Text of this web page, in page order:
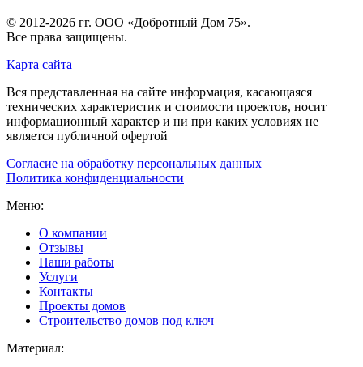
© 2012-2026 гг. ООО «Добротный Дом 75».
Все права защищены.
Карта сайта
Вся представленная на сайте информация, касающаяся
технических характеристик и стоимости проектов, носит
информационный характер и ни при каких условиях не
является публичной офертой
Согласие на обработку персональных данных
Политика конфиденциальности
Меню:
О компании
Отзывы
Наши работы
Услуги
Контакты
Проекты домов
Строительство домов под ключ
Материал: